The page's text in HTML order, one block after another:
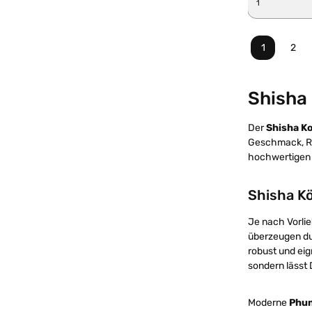
Seite
1
Seite
2
DerShisha
Geschmack,
hochwertigen
Shisha
Je nach
überzeugen
robust und
sondern lässt
Moderne